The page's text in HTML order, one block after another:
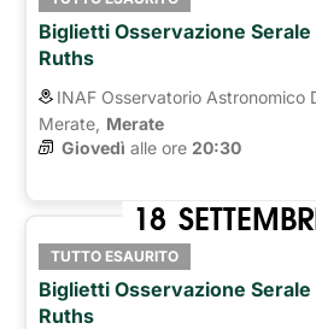
Biglietti Osservazione
Ruths
INAF Osservatorio Astronomico
Merate, Merate
Giovedì alle ore 20:30
18
TUTTO ESAURITO
Biglietti Osservazione
Ruths